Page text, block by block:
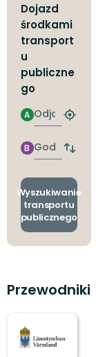
Dojazd
środkami
transport
u
publiczne
go
Odjazd
A
Znajdź
Godzinie
przyjazdu
B
Zmiana
i
Wyszukiwanie
transportu
publicznego
Przewodniki